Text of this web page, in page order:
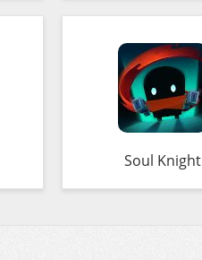
Soul Knight